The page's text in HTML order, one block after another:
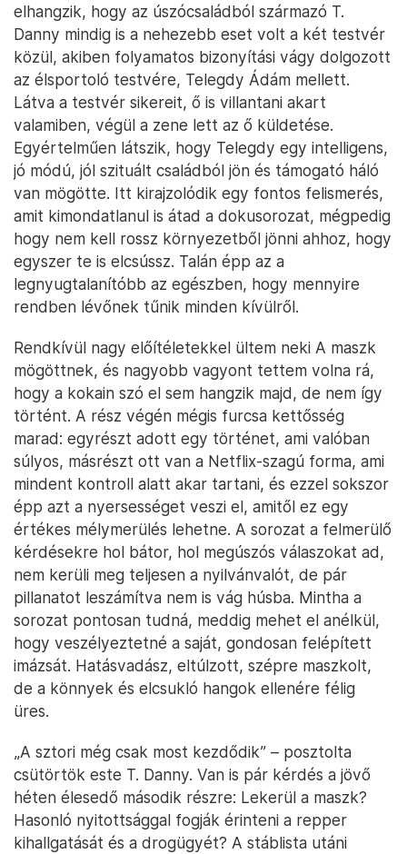
elhangzik, hogy az úszócsaládból származó T.
Danny mindig is a nehezebb eset volt a két testvér
közül, akiben folyamatos bizonyítási vágy dolgozott
az élsportoló testvére, Telegdy Ádám mellett.
Látva a testvér sikereit, ő is villantani akart
valamiben, végül a zene lett az ő küldetése.
Egyértelműen látszik, hogy Telegdy egy intelligens,
jó módú, jól szituált családból jön és támogató háló
van mögötte. Itt kirajzolódik egy fontos felismerés,
amit kimondatlanul is átad a dokusorozat, mégpedig
hogy nem kell rossz környezetből jönni ahhoz, hogy
egyszer te is elcsússz. Talán épp az a
legnyugtalanítóbb az egészben, hogy mennyire
rendben lévőnek tűnik minden kívülről.
Rendkívül nagy előítéletekkel ültem neki A maszk
mögöttnek, és nagyobb vagyont tettem volna rá,
hogy a kokain szó el sem hangzik majd, de nem így
történt. A rész végén mégis furcsa kettősség
marad: egyrészt adott egy történet, ami valóban
súlyos, másrészt ott van a Netflix-szagú forma, ami
mindent kontroll alatt akar tartani, és ezzel sokszor
épp azt a nyersességet veszi el, amitől ez egy
értékes mélymerülés lehetne. A sorozat a felmerülő
kérdésekre hol bátor, hol megúszós válaszokat ad,
nem kerüli meg teljesen a nyilvánvalót, de pár
pillanatot leszámítva nem is vág húsba. Mintha a
sorozat pontosan tudná, meddig mehet el anélkül,
hogy veszélyeztetné a saját, gondosan felépített
imázsát. Hatásvadász, eltúlzott, szépre maszkolt,
de a könnyek és elcsukló hangok ellenére félig
üres.
„A sztori még csak most kezdődik” – posztolta
csütörtök este T. Danny. Van is pár kérdés a jövő
héten élesedő második részre: Lekerül a maszk?
Hasonló nyitottsággal fogják érinteni a repper
kihallgatását és a drogügyét? A stáblista utáni